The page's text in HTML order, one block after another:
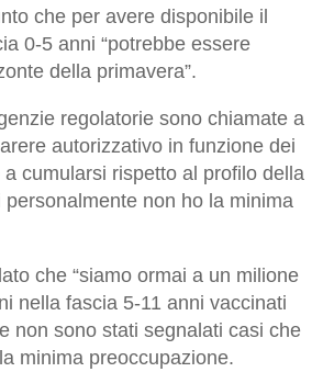
che per avere disponibile il
0-5 anni “potrebbe essere
della primavera”.
regolatorie sono chiamate a
autorizzativo in funzione dei
cumularsi rispetto al profilo della
non ho la minima
che “siamo ormai a un milione
nella fascia 5-11 anni vaccinati
non sono stati segnalati casi che
minima preoccupazione.